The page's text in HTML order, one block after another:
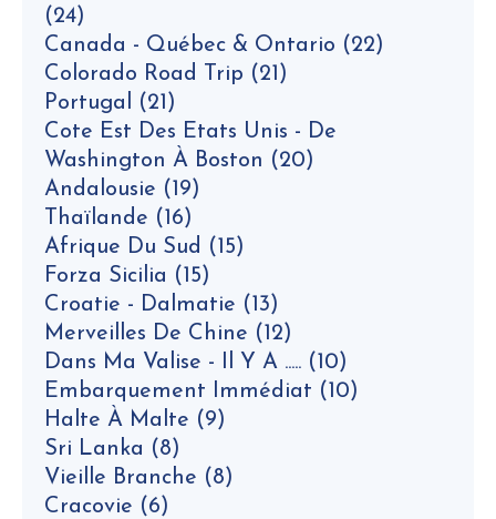
(24)
Canada - Québec & Ontario (22)
Colorado Road Trip (21)
Portugal (21)
Cote Est Des Etats Unis - De
Washington À Boston (20)
Andalousie (19)
Thaïlande (16)
Afrique Du Sud (15)
Forza Sicilia (15)
Croatie - Dalmatie (13)
Merveilles De Chine (12)
Dans Ma Valise - Il Y A ..... (10)
Embarquement Immédiat (10)
Halte À Malte (9)
Sri Lanka (8)
Vieille Branche (8)
Cracovie (6)